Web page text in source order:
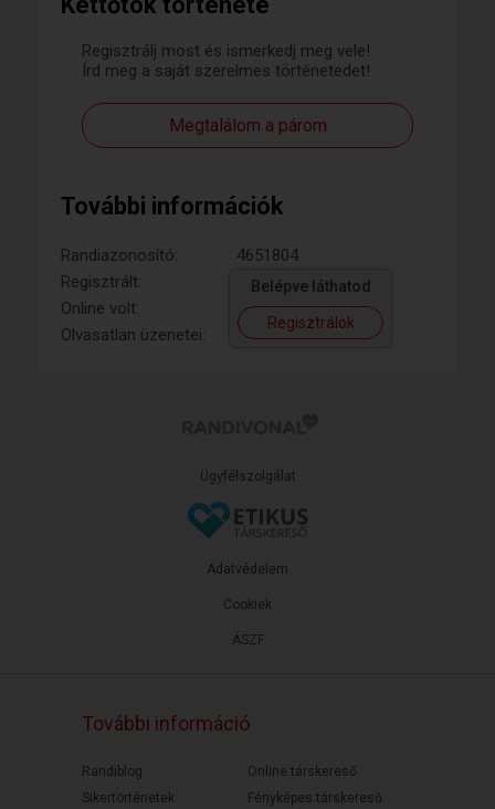
Regisztrálj most és ismerkedj meg vele!
Írd meg a saját szerelmes történetedet!
Megtalálom a párom
További információk
Randiazonosító:
4651804
Regisztrált:
Online volt:
Olvasatlan üzenetei:
Belépve láthatod
Regisztrálok
Ügyfélszolgálat
ÁSZF
Adatvédelem
Cookiek
További információ
Randiblog
Sikertörténetek
Online társkereső
Fényképes társkereső